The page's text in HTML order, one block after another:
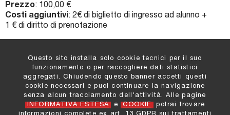
Prezzo: 100,00 €
Costi aggiuntivi: 2€ di biglietto di ingresso ad alunno +
1 € di diritto di prenotazione
Comune di Padova :
Settore Cultura e Turismo
Informazioni e Contatti
Questo sito installa solo cookie tecnici per il suo
funzionamento o per raccogliere dati statistici
aggregati. Chiudendo questo banner accetti questi
cookie necessari e puoi continuare la navigazione
senza alcun tracciamento dell'attività. Alle pagine
INFORMATIVA ESTESA
e COOKIE
potrai trovare